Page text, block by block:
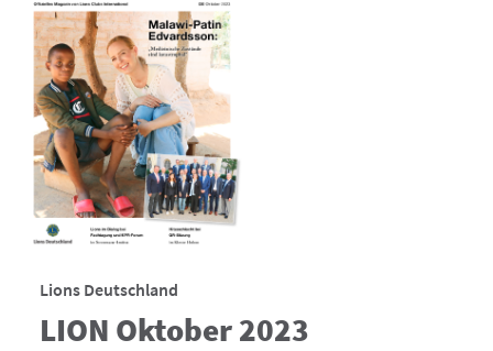
Lions Deutschland
LION Oktober 2023